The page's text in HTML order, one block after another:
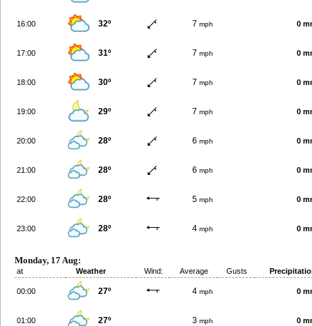
16:00 32º 7 mph 0
17:00 31º 7 mph 0
18:00 30º 7 mph 0
19:00 29º 7 mph 0
20:00 28º 6 mph 0
21:00 28º 6 mph 0
22:00 28º 5 mph 0
23:00 28º 4 mph 0
Monday, 17 Aug:
at Weather Wind: Average Gusts
00:00 27º 4 mph 0
01:00 27º 3 mph 0